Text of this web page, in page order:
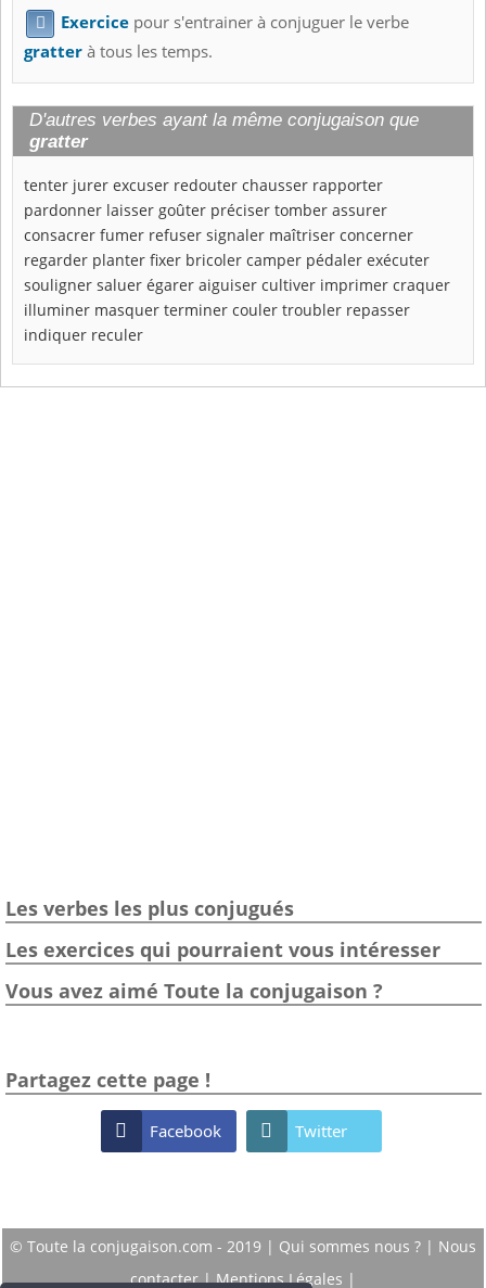
 Exercice pour s'entrainer à conjuguer le verbe
gratterà tous les temps.
D'autres verbes ayant la même conjugaison que
gratter
tenter jurer excuser redouter chausser rapporter
pardonner laisser goûter préciser tomber assurer
consacrer fumer refuser signaler maîtriser concerner
regarder planter fixer bricoler camper pédaler exécuter
souligner saluer égarer aiguiser cultiver imprimer craquer
illuminer masquer terminer couler troubler repasser
indiquer reculer
Les verbes les plus conjugués
Les exercices qui pourraient vous intéresser
Vous avez aimé Toute la conjugaison ?
Partagez cette page !
 Facebook  Twitter
© Toute la conjugaison.com - 2019 | Qui sommes nous ? | Nous
contacter|Mentions Légales |